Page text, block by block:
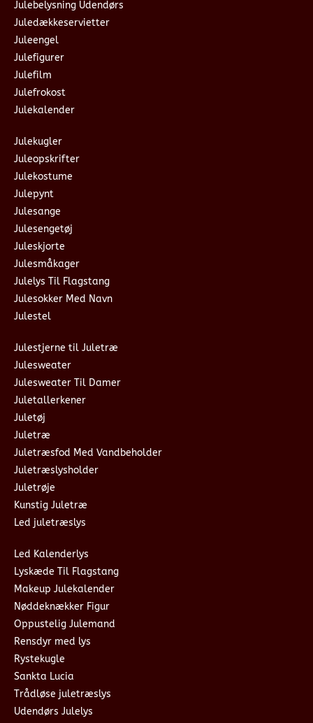
Julebelysning Udendørs
Juledækkeservietter
Juleengel
Julefigurer
Julefilm
Julefrokost
Julekalender
Julekugler
Juleopskrifter
Julekostume
Julepynt
Julesange
Julesengetøj
Juleskjorte
Julesmåkager
Julelys Til Flagstang
Julesokker Med Navn
Julestel
Julestjerne til Juletræ
Julesweater
Julesweater Til Damer
Juletallerkener
Juletøj
Juletræ
Juletræsfod Med Vandbeholder
Juletræslysholder
Juletrøje
Kunstig Juletræ
Led juletræslys
Led Kalenderlys
Lyskæde Til Flagstang
Makeup Julekalender
Nøddeknækker Figur
Oppustelig Julemand
Rensdyr med lys
Rystekugle
Sankta Lucia
Trådløse juletræslys
Udendørs Julelys